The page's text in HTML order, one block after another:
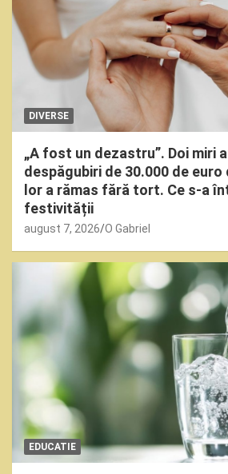
DIVERSE
„A fost un dezastru”. Doi miri
despăgubiri de 30.000 de euro
lor a rămas fără tort. Ce s-a
festivității
august 7, 2026 O Gabriel
EDUCATIE